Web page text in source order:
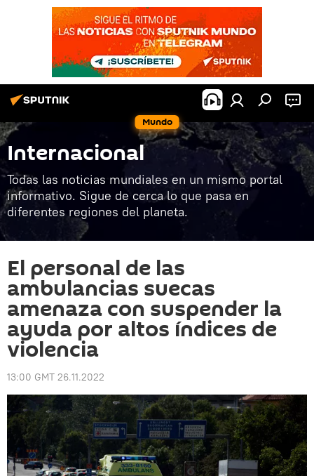
Mundo
Internacional
Todas las noticias mundiales en un mismo portal
informativo. Sigue de cerca lo que pasa en
diferentes regiones del planeta.
El personal de las
ambulancias suecas
amenaza con suspender la
ayuda por altos índices de
violencia
13:00 GMT 26.11.2022